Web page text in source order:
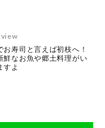
お寿司と言えば初枝へ！
鮮なお魚や郷土料理がい
すよ